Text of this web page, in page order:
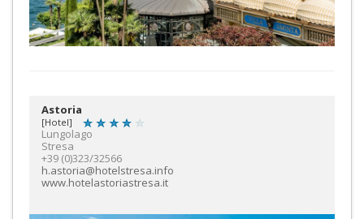
Astoria
[Hotel]
Lungolago
Stresa
+39 (0)323/32566
h.astoria@hotelstresa.info
www.hotelastoriastresa.it